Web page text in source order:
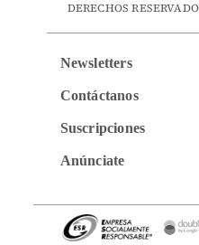
DERECHOS
Newsletters
Contáctanos
Suscripciones
Anúnciate